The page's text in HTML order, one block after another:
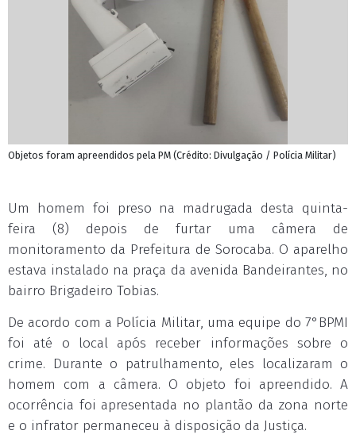
Objetos foram apreendidos pela PM (Crédito: Divulgação / Polícia Militar)
Um homem foi preso na madrugada desta quinta-
feira (8) depois de furtar uma câmera de
monitoramento da Prefeitura de Sorocaba. O aparelho
estava instalado na praça da avenida Bandeirantes, no
bairro Brigadeiro Tobias.
De acordo com a Polícia Militar, uma equipe do 7°BPMI
foi até o local após receber informações sobre o
crime. Durante o patrulhamento, eles localizaram o
homem com a câmera. O objeto foi apreendido. A
ocorrência foi apresentada no plantão da zona norte
e o infrator permaneceu à disposição da Justiça.